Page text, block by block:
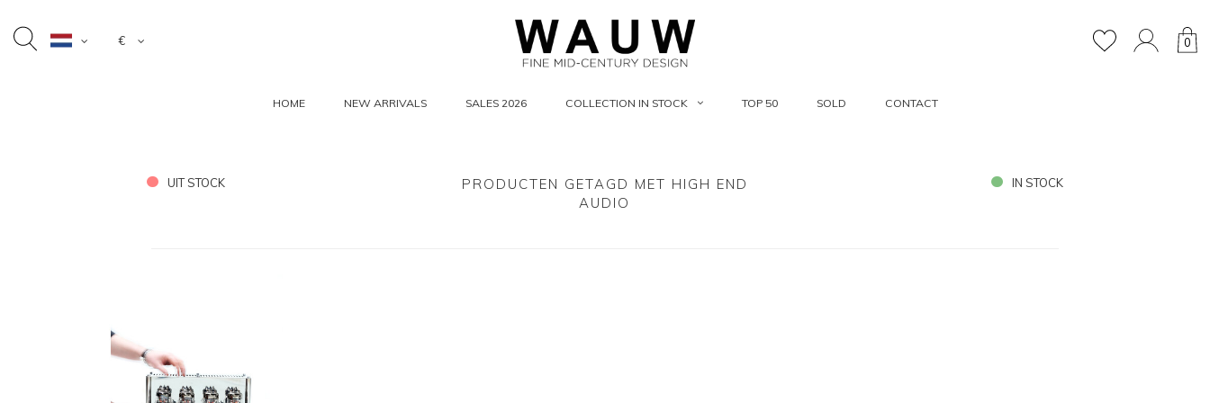
€ 0
HOME NEW ARRIVALS SALES 2026 COLLECTION IN STOCK TOP 50 SOLD CONTACT
UIT STOCK
PRODUCTEN GETAGD MET HIGH END
AUDIO
IN STOCK